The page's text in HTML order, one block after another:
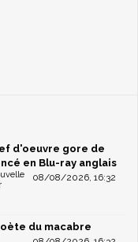
d'oeuvre gore de
en Blu-ray anglais
08/08/2026, 16:32
du macabre